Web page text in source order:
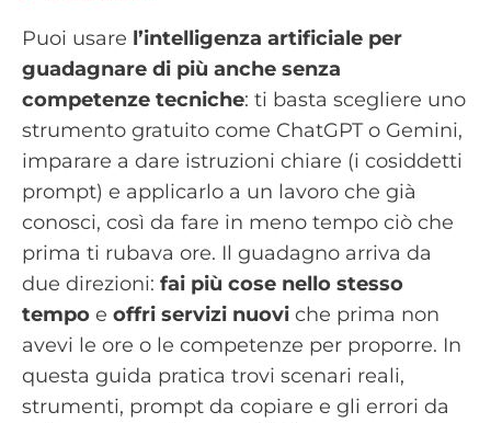
Puoi usare l’intelligenza artificiale per
guadagnare di più anche senza
competenze tecniche: ti basta scegliere uno
strumento gratuito come ChatGPT o Gemini,
imparare a dare istruzioni chiare (i cosiddetti
prompt) e applicarlo a un lavoro che già
conosci, così da fare in meno tempo ciò che
prima ti rubava ore. Il guadagno arriva da
due direzioni: fai più cose nello stesso
tempo e offri servizi nuovi che prima non
avevi le ore o le competenze per proporre. In
questa guida pratica trovi scenari reali,
strumenti, prompt da copiare e gli errori da